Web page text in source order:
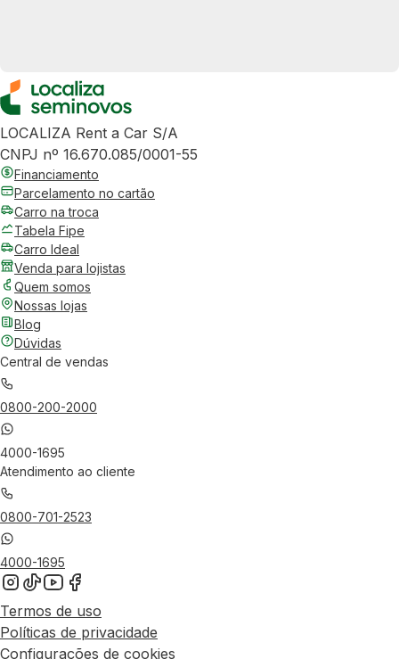
LOCALIZA Rent a Car S/A
CNPJ nº 16.670.085/0001-55
Financiamento
Parcelamento no cartão
Carro na troca
Tabela Fipe
Carro Ideal
Venda para lojistas
Quem somos
Nossas lojas
Blog
Dúvidas
Central de vendas
0800-200-2000
4000-1695
Atendimento ao cliente
0800-701-2523
4000-1695
Termos de uso
Políticas de privacidade
Configurações de cookies